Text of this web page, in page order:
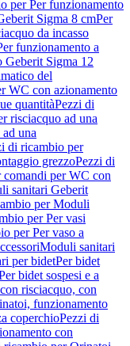
per Per funzionamento
Sigma 8 cmPer
da incasso
funzionamento a
Geberit Sigma 12
del
WC con azionamento
quantitàPezzi di
risciacquo ad una
una
di ricambio per
grezzoPezzi di
comandi per WC con
sanitari Geberit
per Moduli
per Per vasi
per Per vaso a
Moduli sanitari
per bidetPer bidet
bidet sospesi e a
risciacquo, con
funzionamento
coperchioPezzi di
con